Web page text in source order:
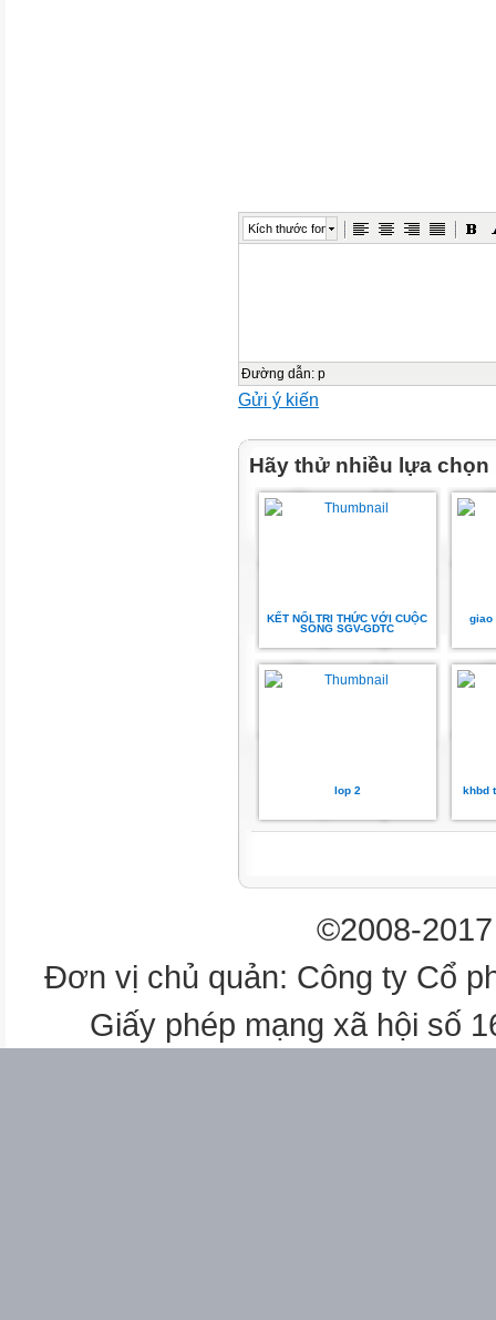
Kích thước font
Đường dẫn: p
Gửi ý kiến
Hãy thử nhiều lựa chọn
KẾT NỐI TRI THỨC VỚI CUỘC
SỐNG SGV-GDTC
giao
lop 2 khbd
©2008-
Đơn vị chủ quản: Công ty Cổ
Giấy phép mạng xã hội số